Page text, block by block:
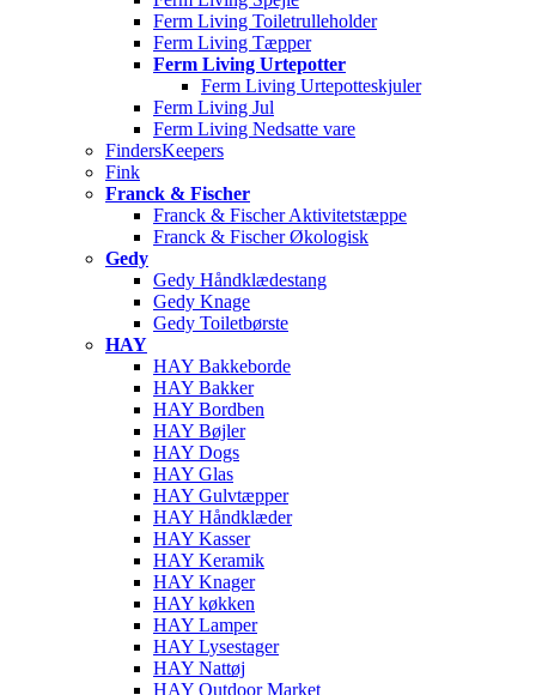
Ferm Living Toiletrulleholder
Ferm Living Tæpper
Ferm Living Urtepotter
Ferm Living Urtepotteskjuler
Ferm Living Jul
Ferm Living Nedsatte vare
FindersKeepers
Fink
Franck & Fischer
Franck & Fischer Aktivitetstæppe
Franck & Fischer Økologisk
Gedy
Gedy Håndklædestang
Gedy Knage
Gedy Toiletbørste
HAY
HAY Bakkeborde
HAY Bakker
HAY Bordben
HAY Bøjler
HAY Dogs
HAY Glas
HAY Gulvtæpper
HAY Håndklæder
HAY Kasser
HAY Keramik
HAY Knager
HAY køkken
HAY Lamper
HAY Lysestager
HAY Nattøj
HAY Outdoor Market